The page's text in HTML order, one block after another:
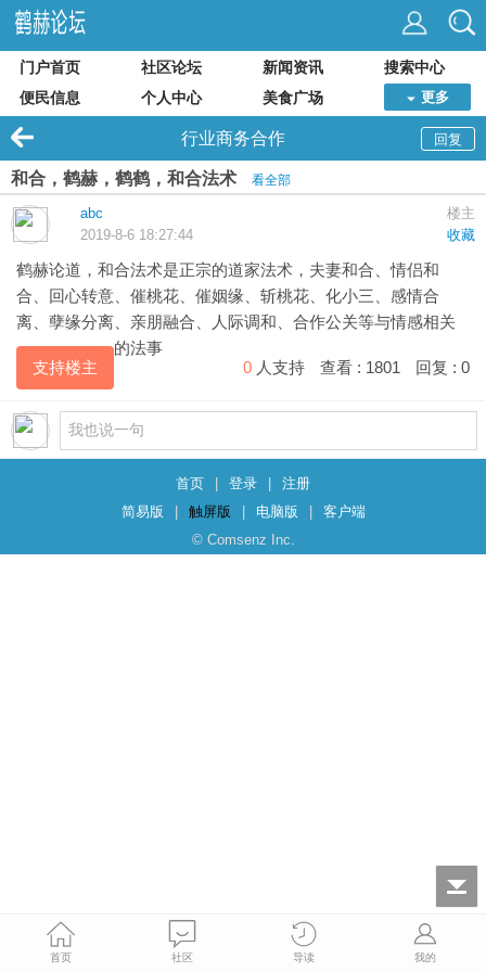
门户首页 社区论坛 新闻资讯
搜索中心
便民信息
个人中心 美食广场 更多
回复
行业商务合作
和合，鹤赫，鹤鹤，和合法术 看全部
楼主
abc
收藏
2019-8-6 18:27:44
鹤赫论道，和合法术是正宗的道家法术，夫妻和合、情侣和
合、回心转意、催桃花、催姻缘、斩桃花、化小三、感情合
离、孽缘分离、亲朋融合、人际调和、合作公关等与情感相关
的法事
支持楼主
0 人支持 查看 : 1801 回复 : 0
首页 登录
注册
简易版
触屏版 电脑版
客户端
© Comsenz Inc.
首页 社区 导读 我的